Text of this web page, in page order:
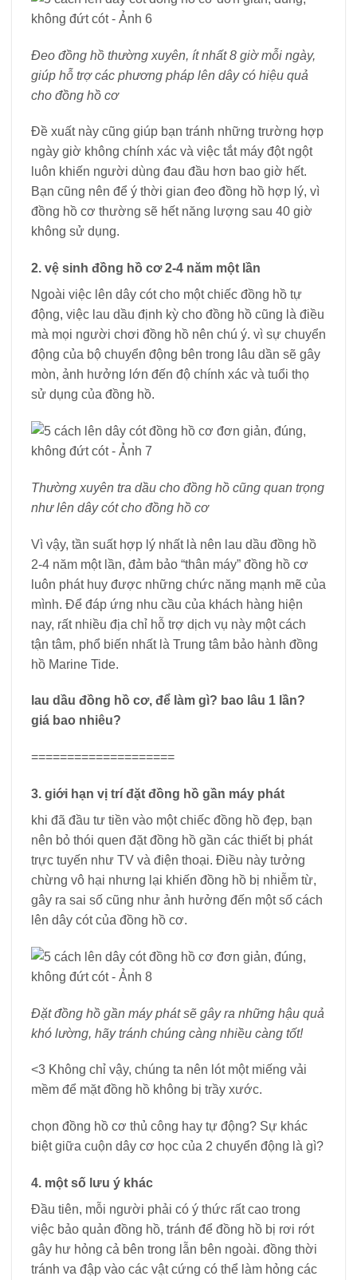
Đeo đồng hồ thường xuyên, ít nhất 8 giờ mỗi ngày,
giúp hỗ trợ các phương pháp lên dây có hiệu quả
cho đồng hồ cơ
Đề xuất này cũng giúp bạn tránh những trường hợp
ngày giờ không chính xác và việc tắt máy đột ngột
luôn khiến người dùng đau đầu hơn bao giờ hết.
Bạn cũng nên để ý thời gian đeo đồng hồ hợp lý, vì
đồng hồ cơ thường sẽ hết năng lượng sau 40 giờ
không sử dụng.
2. vệ sinh đồng hồ cơ 2-4 năm một lần
Ngoài việc lên dây cót cho một chiếc đồng hồ tự
động, việc lau dầu định kỳ cho đồng hồ cũng là điều
mà mọi người chơi đồng hồ nên chú ý. vì sự chuyển
động của bộ chuyển động bên trong lâu dần sẽ gây
mòn, ảnh hưởng lớn đến độ chính xác và tuổi thọ
sử dụng của đồng hồ.
Thường xuyên tra dầu cho đồng hồ cũng quan trọng
như lên dây cót cho đồng hồ cơ
Vì vậy, tần suất hợp lý nhất là nên lau dầu đồng hồ
2-4 năm một lần, đảm bảo “thân máy” đồng hồ cơ
luôn phát huy được những chức năng mạnh mẽ của
mình. Để đáp ứng nhu cầu của khách hàng hiện
nay, rất nhiều địa chỉ hỗ trợ dịch vụ này một cách
tận tâm, phổ biến nhất là Trung tâm bảo hành đồng
hồ Marine Tide.
lau dầu đồng hồ cơ, để làm gì? bao lâu 1 lần?
giá bao nhiêu?
====================
3. giới hạn vị trí đặt đồng hồ gần máy phát
khi đã đầu tư tiền vào một chiếc đồng hồ đẹp, bạn
nên bỏ thói quen đặt đồng hồ gần các thiết bị phát
trực tuyến như TV và điện thoại. Điều này tưởng
chừng vô hại nhưng lại khiến đồng hồ bị nhiễm từ,
gây ra sai số cũng như ảnh hưởng đến một số cách
lên dây cót của đồng hồ cơ.
Đặt đồng hồ gần máy phát sẽ gây ra những hậu quả
khó lường, hãy tránh chúng càng nhiều càng tốt!
<3 Không chỉ vậy, chúng ta nên lót một miếng vải
mềm để mặt đồng hồ không bị trầy xước.
chọn đồng hồ cơ thủ công hay tự động? Sự khác
biệt giữa cuộn dây cơ học của 2 chuyển động là gì?
4. một số lưu ý khác
Đầu tiên, mỗi người phải có ý thức rất cao trong
việc bảo quản đồng hồ, tránh để đồng hồ bị rơi rớt
gây hư hỏng cả bên trong lẫn bên ngoài. đồng thời
tránh va đập vào các vật cứng có thể làm hỏng các